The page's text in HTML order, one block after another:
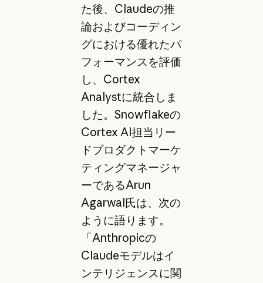
た後、Claudeの推
論およびコーディン
グにおける優れたパ
フォーマンスを評価
し、Cortex
Analystに統合しま
した。Snowflakeの
Cortex AI担当リー
ドプロダクトマーケ
ティングマネージャ
ーであるArun
Agarwal氏は、次の
ように語ります。
「Anthropicの
Claudeモデルはイ
ンテリジェンスに関